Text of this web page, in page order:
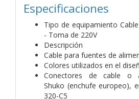
Especificaciones
Tipo de equipamiento
- Toma de 220V
Descripción
Cable para fuentes de
Colores utilizados en el
Conectores de cable o
Shuko (enchufe europeo),
320-C5